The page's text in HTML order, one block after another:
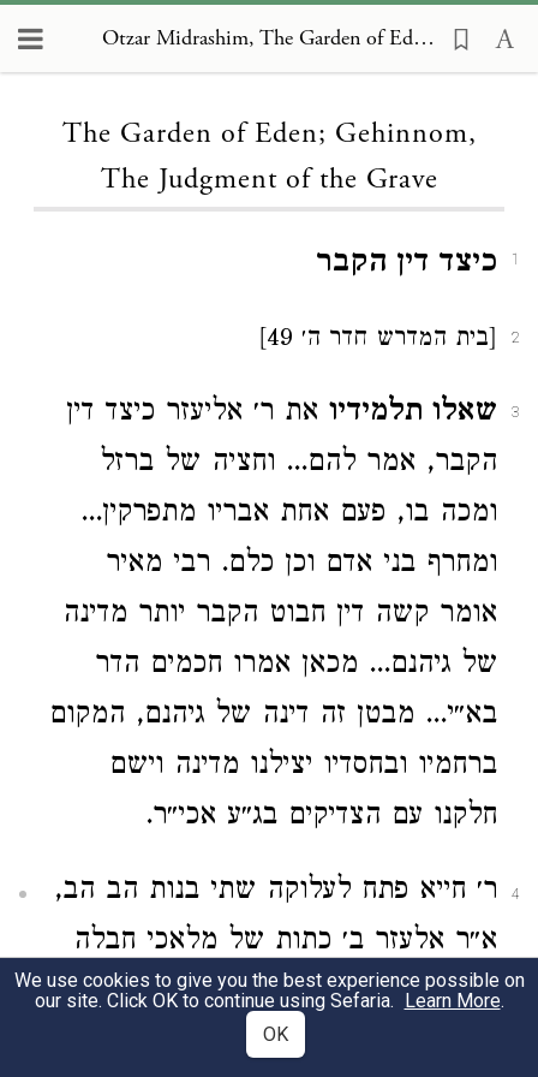
Otzar Midrashim, The Garden of Eden; Gehinnom, The Judgment of the Grave
The Garden of Eden; Gehinnom,
The Judgment of the Grave
1 כיצד דין הקבר
2 [בית המדרש חדר ה׳ 49]
3 שאלו תלמידיו את ר׳ אליעזר כיצד דין
הקבר, אמר להם... וחציה של ברזל
ומכה בו, פעם אחת אבריו מתפרקין...
ומחרף בני אדם וכן כלם. רבי מאיר
אומר קשה דין חבוט הקבר יותר מדינה
של גיהנם... מכאן אמרו חכמים הדר
בא״י... מבטן זה דינה של גיהנם, המקום
ברחמיו ובחסדיו יצילנו מדינה וישם
חלקנו עם הצדיקים בג״ע אכי״ר.
4
ר׳ חייא פתח לעלוקה שתי בנות הב הב,
א״ר אלעזר ב׳ כתות של מלאכי חבלה
עומדים על פתח גיהנם ואומרים הב הב
(נכפלו פה הדברים המובאים
We use cookies to give you the best experience possible on
our site. Click OK to continue using Sefaria. Learn More.
OK